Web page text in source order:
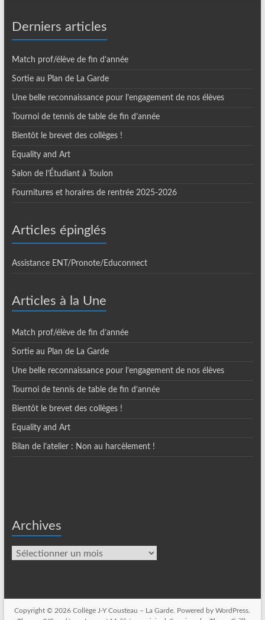
Derniers articles
Match prof/élève de fin d’année
Sortie au Plan de La Garde
Une belle reconnaissance pour l’engagement de nos élèves
Tournoi de tennis de table de fin d’année
Bientôt le brevet des collèges !
Equality and Art
Salon de l’Étudiant à Toulon
Fournitures et horaires de rentrée 2025-2026
Articles épinglés
Assistance ENT/Pronote/Educonnect
Articles à la Une
Match prof/élève de fin d’année
Sortie au Plan de La Garde
Une belle reconnaissance pour l’engagement de nos élèves
Tournoi de tennis de table de fin d’année
Bientôt le brevet des collèges !
Equality and Art
Bilan de l’atelier : Non au harcèlement !
Archives
Archives
Copyright © 2026Collège J-Y Cousteau – La Garde . Powered byWordPress